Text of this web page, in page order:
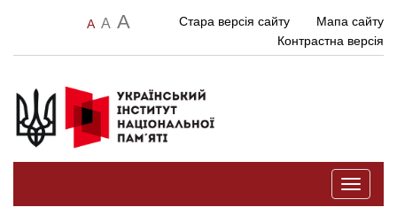
A A A Стара версія сайту
Мапа сайту
Контрастна версія
Toggle